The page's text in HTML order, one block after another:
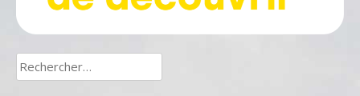
Rechercher :